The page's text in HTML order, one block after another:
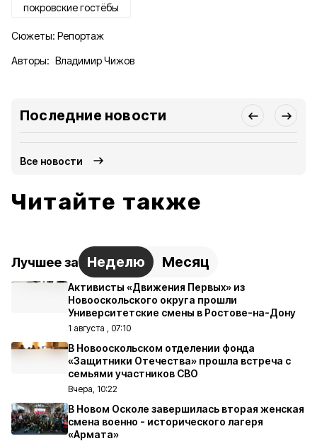
покровские гостёбы
Сюжеты: Репортаж
Авторы: Владимир Чижов
Последние новости
Все новости
Читайте также
Лучшее за Неделю Месяц
Активисты «Движения Первых» из
Новооскольского округа прошли
Университетские смены в Ростове-на-Дону
1 августа , 07:10
В Новооскольском отделении фонда
«Защитники Отечества» прошла встреча с
семьями участников СВО
Вчера, 10:22
В Новом Осколе завершилась вторая женская
смена военно - исторического лагеря
«Армата»